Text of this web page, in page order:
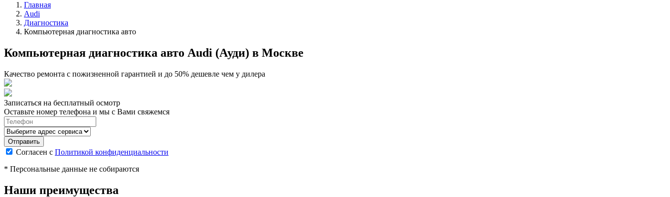
Главная
Audi
Диагностика
Компьютерная диагностика авто
Компьютерная диагностика авто Audi (Ауди) в Москве
Качество ремонта с пожизненной гарантией и до 50% дешевле чем у дилера
Записаться на бесплатный осмотр
Оставьте номер телефона и мы с Вами свяжемся
Согласен с Политикой конфиденциальности
* Персональные данные не собираются
Наши преимущества